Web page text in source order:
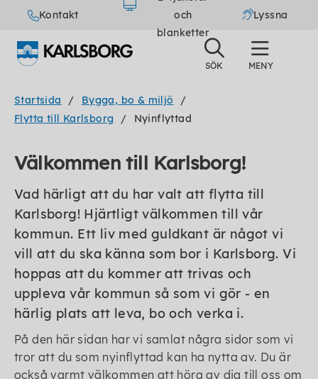
Kontakt
och
blanketter
Lyssna
Startsida
Bygga, bo & miljö
Flytta till Karlsborg
Nyinflyttad
Välkommen till Karlsborg!
Vad härligt att du har valt att flytta till
Karlsborg! Hjärtligt välkommen till vår
kommun. Ett liv med guldkant är något vi
vill att du ska känna som bor i Karlsborg. Vi
hoppas att du kommer att trivas och
uppleva vår kommun så som vi gör - en
härlig plats att leva, bo och verka i.
På den här sidan har vi samlat några sidor som vi
tror att du som nyinflyttad kan ha nytta av. Du är
också varmt välkommen att höra av dig till oss om